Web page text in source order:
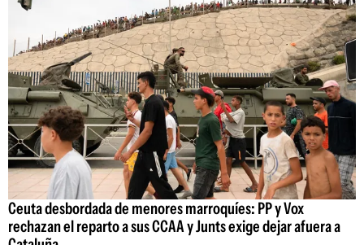
Ceuta desbordada de menores marroquíes: PP y Vox
rechazan el reparto a sus CCAA y Junts exige dejar afuera a